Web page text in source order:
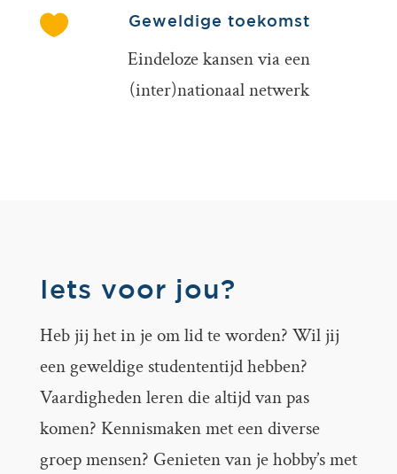
 Geweldige toekomst
Eindeloze kansen via een
(inter)nationaal netwerk
Iets voor jou?
Heb jij het in je om lid te worden? Wil jij
een geweldige studententijd hebben?
Vaardigheden leren die altijd van pas
komen? Kennismaken met een diverse
groep mensen? Genieten van je hobby’s met